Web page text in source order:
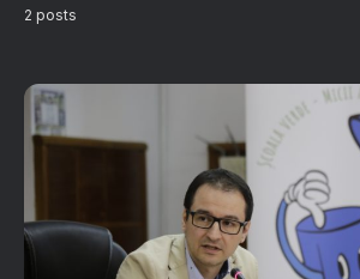
2 posts